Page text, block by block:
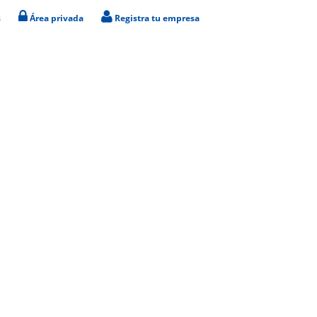
Registra tu empresa
Área privada